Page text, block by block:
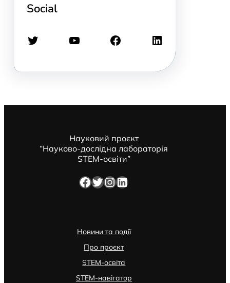
Social
Twitter YouTube Facebook LinkedIn
Науковий проєкт
“Науково-дослідна лабораторія
STEM-освіти”
Facebook Twitter InstagramLinkedIn
Новини та події
Про проєкт
STEM-освіта
STEM-навігатор